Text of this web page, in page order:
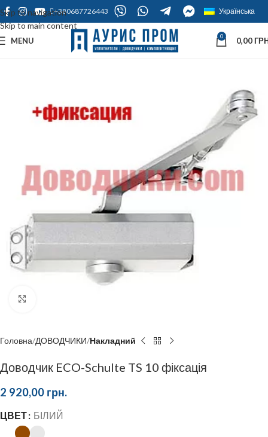
Skip to navigation
Skip to main content
+380687726443 Українська
MENU 0 0,00
Головна ДОВОДЧИКИ Накладний
Доводчик ECO-Schulte TS 10 фіксація
2 920,00 грн.
ЦВЕТ БІЛИЙ